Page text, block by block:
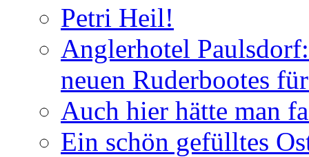
Petri Heil!
Anglerhotel
neuen Ruderbootes
Auch hier hätte man
Ein schön gefülltes